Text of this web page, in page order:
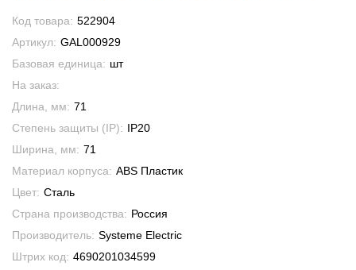
Код товара: 522904
Артикул: GAL000929
Базовая единица: шт
На заказ:
Длина, мм: 71
Степень защиты (IP): IP20
Ширина, мм: 71
Материал корпуса: ABS Пластик
Цвет: Сталь
Страна производства: Россия
Производитель: Systeme Electric
Штрих код: 4690201034599